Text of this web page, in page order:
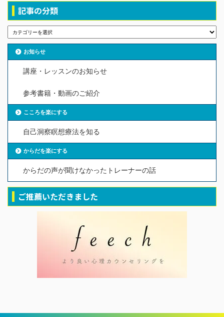
記事の分類
お知らせ
講座・レッスンのお知らせ
参考書籍・動画のご紹介
こころを楽にする
自己洞察瞑想療法を知る
からだを楽にする
からだの声が聞けなかったトレーナーの話
ご推薦いただきました